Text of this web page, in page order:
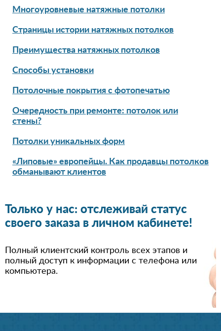
Многоуровневые натяжные потолки
Страницы истории натяжных потолков
Преимущества натяжных потолков
Способы установки
Потолочные покрытия с фотопечатью
Очередность при ремонте: потолок или
стены?
Потолки уникальных форм
«Липовые» европейцы. Как продавцы потолков
обманывают клиентов
Только у нас: отслеживай статус
своего заказа в личном кабинете!
Полный клиентский контроль всех этапов и
полный доступ к информации с телефона или
компьютера.